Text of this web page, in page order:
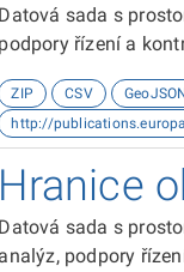
Datová sada s
podpory řízení a
ZIP CSV
http://
Hranice
Datová sada s
analýz, podpory